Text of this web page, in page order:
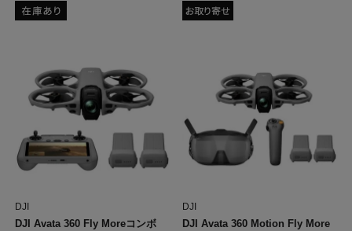
DJI
DJI Avata 360 Fly Moreコンボ
DJI
DJI Avata 360 Motion Fly More